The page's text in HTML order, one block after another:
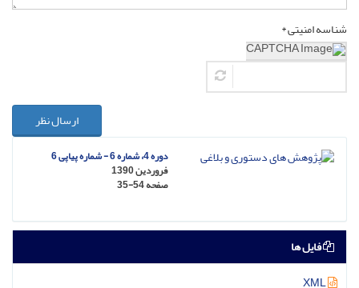
شناسه امنیتی *
ارسال نظر
دوره 4، شماره 6 - شماره پیاپی 6
فروردین 1390
صفحه35-54
فایل ها